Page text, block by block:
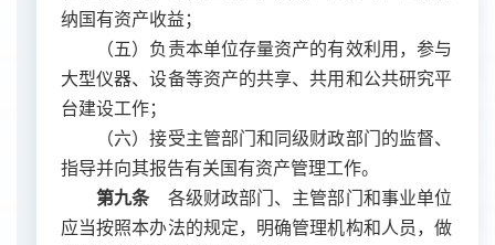
纳国有资产收益；
（五）负责本单位存量资产的有效利用，参与
大型仪器、设备等资产的共享、共用和公共研究平
台建设工作；
（六）接受主管部门和同级财政部门的监督、
指导并向其报告有关国有资产管理工作。
第九条各级财政部门、主管部门和事业单位
应当按照本办法的规定，明确管理机构和人员，做